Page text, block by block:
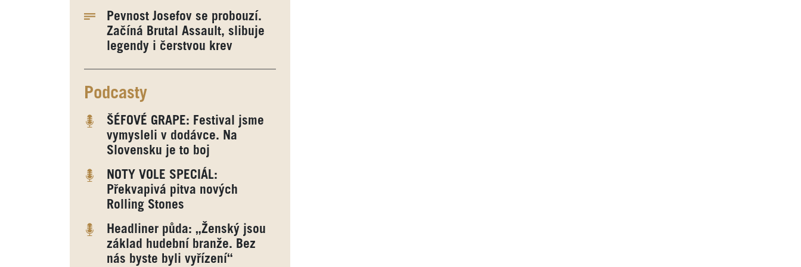
Pevnost Josefov se probouzí.
Začíná Brutal Assault, slibuje
legendy i čerstvou krev
Podcasty
ŠÉFOVÉ GRAPE: Festival jsme
vymysleli v dodávce. Na
Slovensku je to boj
NOTY VOLE SPECIÁL:
Překvapivá pitva nových
Rolling Stones
Headliner půda: „Ženský jsou
základ hudební branže. Bez
nás byste byli vyřízení“